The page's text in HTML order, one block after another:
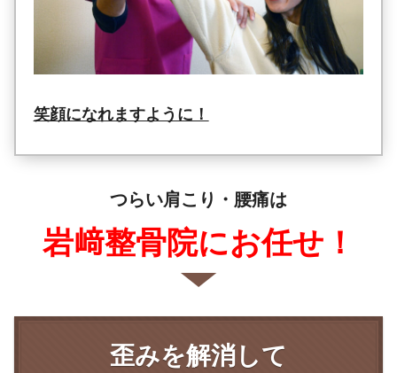
笑顔になれますように！
つらい肩こり・腰痛は
岩﨑整骨院にお任せ！
歪みを解消して